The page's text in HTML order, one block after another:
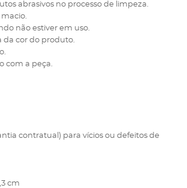
abrasivos no processo de limpeza.
não estiver em uso.
da cor do produto.
com a peça.
contratual) para vícios ou defeitos de
cm